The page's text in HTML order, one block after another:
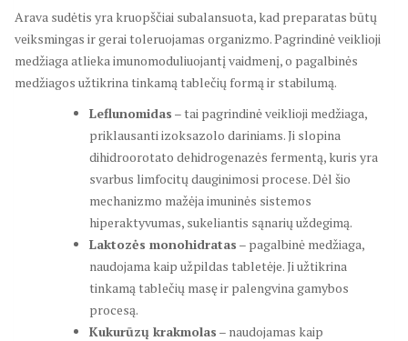
Arava sudėtis yra kruopščiai subalansuota, kad preparatas būtų
veiksmingas ir gerai toleruojamas organizmo. Pagrindinė veiklioji
medžiaga atlieka imunomoduliuojantį vaidmenį, o pagalbinės
medžiagos užtikrina tinkamą tablečių formą ir stabilumą.
Leflunomidas – tai pagrindinė veiklioji medžiaga,
priklausanti izoksazolo dariniams. Ji slopina
dihidroorotato dehidrogenazės fermentą, kuris yra
svarbus limfocitų dauginimosi procese. Dėl šio
mechanizmo mažėja imuninės sistemos
hiperaktyvumas, sukeliantis sąnarių uždegimą.
Laktozės monohidratas – pagalbinė medžiaga,
naudojama kaip užpildas tabletėje. Ji užtikrina
tinkamą tablečių masę ir palengvina gamybos
procesą.
Kukurūzų krakmolas – naudojamas kaip